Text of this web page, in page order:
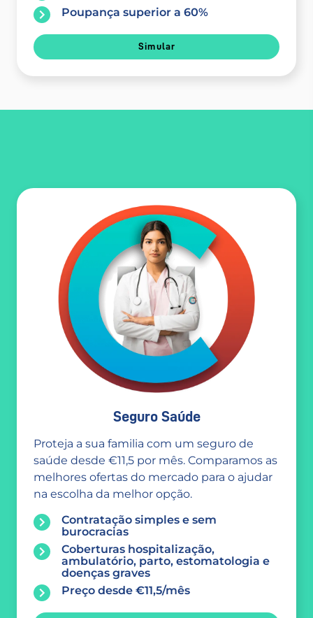
Poupança superior a 60%
Simular
Seguro Saúde
Proteja a sua familia com um seguro de
saúde desde €11,5 por mês. Comparamos as
melhores ofertas do mercado para o ajudar
na escolha da melhor opção.
Contratação simples e sem
burocracias
Coberturas hospitalização,
ambulatório, parto, estomatologia e
doenças graves
Preço desde €11,5/mês